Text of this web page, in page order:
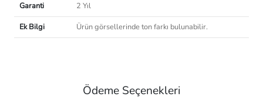
Garanti
2 Yıl
Ek Bilgi
Ürün görsellerinde ton farkı bulunabilir.
Ödeme Seçenekleri